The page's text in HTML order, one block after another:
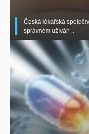
Česká lékařská
správném užíván ..